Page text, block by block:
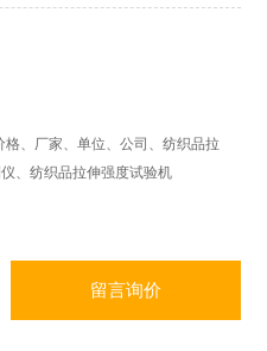
、厂家、单位、公司、纺织品拉
、纺织品拉伸强度试验机
留言询价